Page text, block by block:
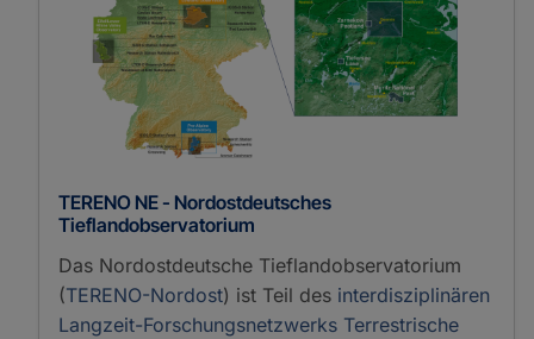
TERENO NE - Nordostdeutsches
Tieflandobservatorium
Das Nordostdeutsche Tieflandobservatorium
(TERENO-Nordost) ist Teil des interdisziplinären
Langzeit-Forschungsnetzwerks Terrestrische